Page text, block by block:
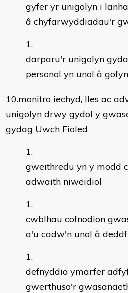
gyfer yr unigolyn i
â chyfarwyddiadau'r
darparu'r unigolyn
personol yn unol â
10.monitro iechyd, lles ac
unigolyn drwy gydol y
gydag Uwch Fioled
gweithredu yn y modd
adwaith niweidiol
cwblhau cofnodion
a'u cadw'n unol â
defnyddio ymarfer
gwerthuso'r